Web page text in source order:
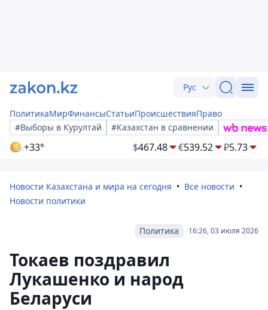
Рус
ПолитикаМирФинансыСтатьиПроисшествияПраво
#Выборы в Курултай
#Казахстан в сравнении
+33° $467.48 €539.52 ₽5.73
Новости Казахстана и мира на сегодня
Все новости
Новости политики
16:26, 03 июля 2026
Политика
Токаев поздравил
Лукашенко и народ
Беларуси